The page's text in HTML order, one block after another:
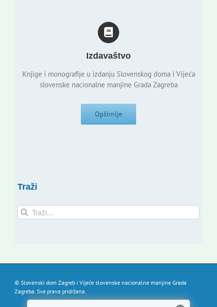
Izdavaštvo
Knjige i monografije u izdanju Slovenskog doma i Vijeća
slovenske nacionalne manjine Grada Zagreba
Opširnije
Traži
Traži...
© Slovenski dom Zagreb i Vijeće slovenske nacionalne manjine Grada
Zagreba. Sva prava pridržana.